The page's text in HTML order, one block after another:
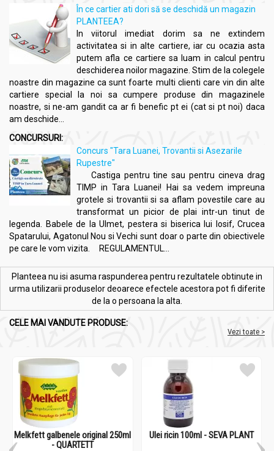
În ce cartier ati dori să se deschidă un magazin
PLANTEEA?
In viitorul imediat dorim sa ne extindem
activitatea si in alte cartiere, iar cu ocazia asta
putem afla ce cartiere sa luam in calcul pentru
deschiderea noilor magazine. Stim de la colegele
noastre din magazine ca sunt foarte multi clienti care vin din alte
cartiere special la noi sa cumpere produse din magazinele
noastre, si ne-am gandit ca ar fi benefic pt ei (cat si pt noi) daca
am deschide...
CONCURSURI:
Concurs "Tara Luanei, Trovantii si Asezarile
Rupestre"
Castiga pentru tine sau pentru cineva drag
TIMP in Tara Luanei! Hai sa vedem impreuna
grotele si trovantii si sa aflam povestile care au
transformat un picior de plai intr-un tinut de
legenda. Babele de la Ulmet, pestera si biserica lui Iosif, Crucea
Spatarului, Agatonul Nou si Vechi sunt doar o parte din obiectivele
pe care le vom vizita. REGULAMENTUL...
Planteea nu isi asuma raspunderea pentru rezultatele obtinute in
urma utilizarii produselor deoarece efectele acestora pot fi diferite
de la o persoana la alta.
CELE MAI VANDUTE PRODUSE:
Vezi toate >
Melkfett galbenele original 250ml
- QUARTETT
Ulei ricin 100ml - SEVA PLANT